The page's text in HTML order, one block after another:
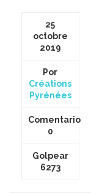
25
octobre
2019
Por
Créations
Pyrénées
Comentario
0
Golpear
6273